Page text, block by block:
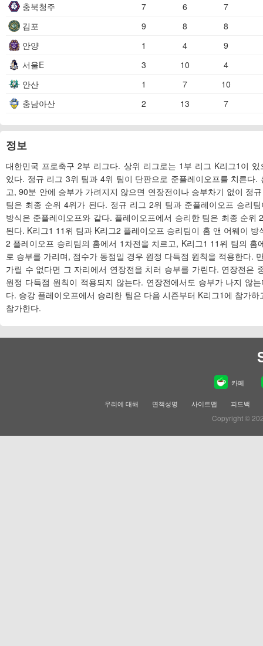
충북청주
7 6
7
김포
9 8
8
안양
1 4 9
서울E
3 10 4
안산
1 7
10
충남아산
2 13 7
정보
대한민국 프로축구 2부 리그다. 상위 리그로는 1부 리그 K리그1이
있다. 정규 리그 3위 팀과 4위 팀이 단판으로 준플레이오프를 치른다
고, 90분 안에 승부가 가려지지 않으면 연장전이나 승부차기 없이 정
팀은 최종 순위 4위가 된다. 정규 리그 2위 팀과 준플레이오프 승리
방식은 준플레이오프와 같다. 플레이오프에서 승리한 팀은 최종 순위
된다. K리그1 11위 팀과 K리그2 플레이오프 승리팀이 홈 앤 어웨이
2 플레이오프 승리팀의 홈에서 1차전을 치르고, K리그1 11위 팀의
로 승부를 가리며, 점수가 동점일 경우 원정 다득점 원칙을 적용한다.
가릴 수 없다면 그 자리에서 연장전을 치러 승부를 가린다. 연장전은
원정 다득점 원칙이 적용되지 않는다. 연장전에서도 승부가 나지 않
다. 승강 플레이오프에서 승리한 팀은 다음 시즌부터 K리그1에 참가
참가한다.
카페
우리에 대해 면책성명 사이트맵 피드백
Copyright ©